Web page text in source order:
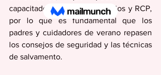
capacitados en primeros auxilios y RCP,
por lo que es fundamental que los
padres y cuidadores de verano repasen
los consejos de seguridad y las técnicas
de salvamento.